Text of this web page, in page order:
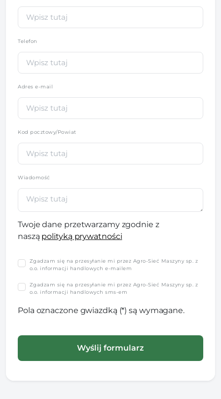
Telefon
Adres e-mail
Kod pocztowy/Powiat
Wiadomość
Twoje dane przetwarzamy zgodnie z
naszą polityką prywatności
Zgadzam się na przesyłanie mi przez Agro-Sieć Maszyny sp. z
o.o. informacji handlowych e-mailem
Zgadzam się na przesyłanie mi przez Agro-Sieć Maszyny sp. z
o.o. informacji handlowych sms-em
Pola oznaczone gwiazdką (*) są wymagane.